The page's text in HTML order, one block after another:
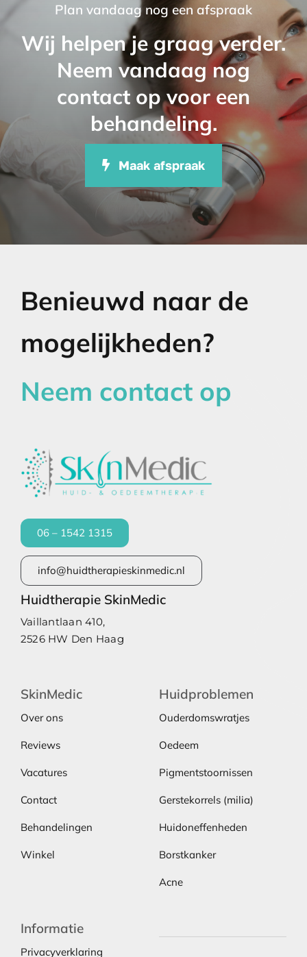
Plan vandaag nog een afspraak
Wij helpen je graag verder.
Neem vandaag nog
contact op voor een
behandeling.
Maak afspraak
Benieuwd naar de
mogelijkheden?
Neem contact op
06 – 1542 1315
info@huidtherapieskinmedic.nl
Huidtherapie SkinMedic
Vaillantlaan 410,
2526 HW Den Haag
SkinMedic
Over ons
Reviews
Vacatures
Contact
Behandelingen
Winkel
Huidproblemen
Ouderdomswratjes
Oedeem
Pigmentstoornissen
Gerstekorrels (milia)
Huidoneffenheden
Borstkanker
Acne
Informatie
Privacyverklaring